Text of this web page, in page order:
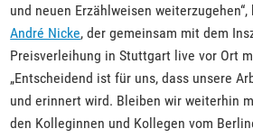
und neuen Erzählweisen
André Nicke, der gemeinsam mit dem
Preisverleihung in Stuttgart live vor Ort
„Entscheidend ist für uns, dass unsere
und erinnert wird. Bleiben wir weiterhin
den Kolleginnen und Kollegen vom